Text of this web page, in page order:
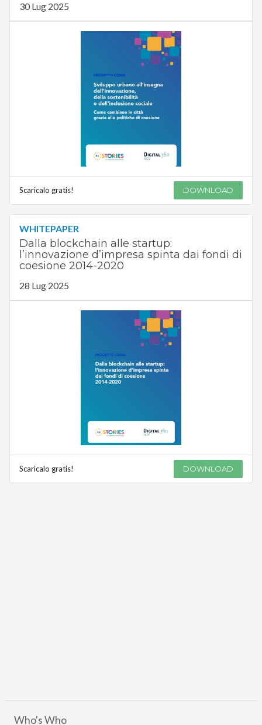
30 Lug 2025
Scaricalo gratis! DOWNLOAD
WHITEPAPER
Dalla blockchain alle startup:
l’innovazione d’impresa spinta dai fondi di
coesione 2014-2020
28 Lug 2025
Scaricalo gratis! DOWNLOAD
Who's Who